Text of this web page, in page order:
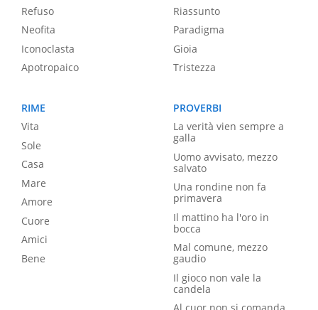
Refuso
Neofita
Iconoclasta
Apotropaico
Riassunto
Paradigma
Gioia
Tristezza
RIME
Vita
Sole
Casa
Mare
Amore
Cuore
Amici
Bene
PROVERBI
La verità vien sempre a
galla
Uomo avvisato, mezzo
salvato
Una rondine non fa
primavera
Il mattino ha l'oro in
bocca
Mal comune, mezzo
gaudio
Il gioco non vale la
candela